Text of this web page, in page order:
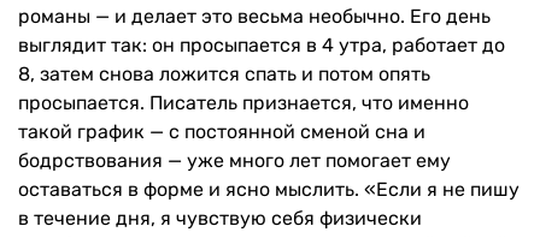
романы — и делает это весьма необычно. Его день
выглядит так: он просыпается в 4 утра, работает до
8, затем снова ложится спать и потом опять
просыпается. Писатель признается, что именно
такой график — с постоянной сменой сна и
бодрствования — уже много лет помогает ему
оставаться в форме и ясно мыслить. «Если я не пишу
в течение дня, я чувствую себя физически